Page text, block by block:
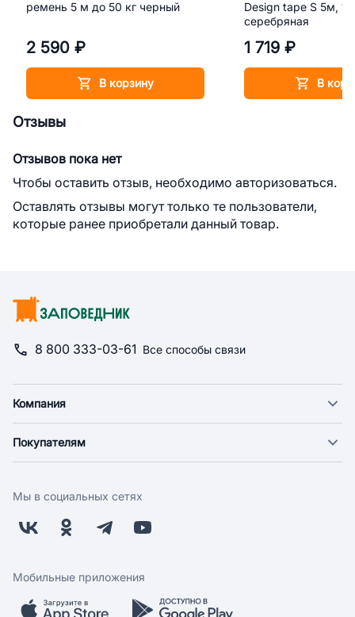
ремень 5 м до 50 кг черный
2 590 ₽
В корзину
Design tape S 5м,
серебряная
1 719 ₽
В
Отзывы
Отзывов пока нет
Чтобы оставить отзыв, необходимо авторизоваться.
Оставлять отзывы могут только те пользователи,
которые ранее приобретали данный товар.
8 800 333-03-61 Все способы связи
Компания
Новости
Поставщикам
Заводчикам
Обратная связь
Покупателям
Оплата
Бонусная программа
Скидки и акции
Мобильное приложение
Мы в социальных сетях
Мобильные приложения